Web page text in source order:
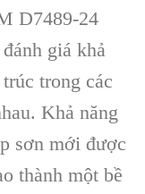
D7489-24
giá khả
trong các
Khả năng
sơn mới được
thành một bề